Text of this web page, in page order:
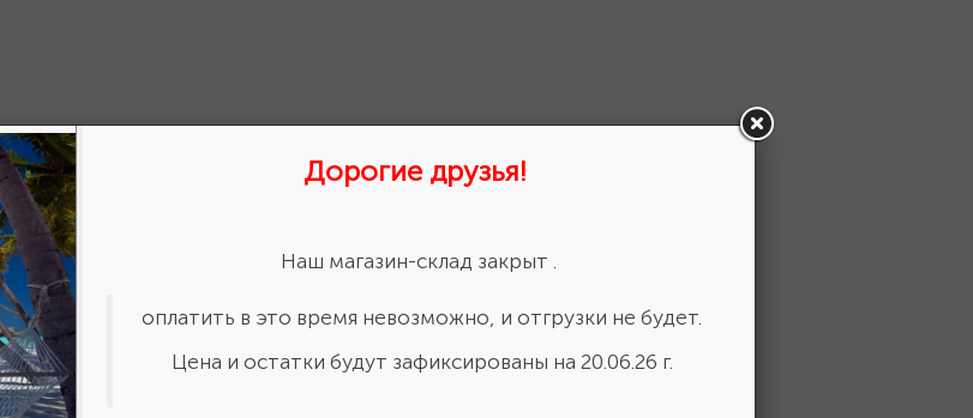
оценку!
Дорогие друзья!
Наш магазин-склад закрыт .
оплатить в это время невозможно, и отгрузки не будет.
Цена и остатки будут зафиксированы на 20.06.26 г.